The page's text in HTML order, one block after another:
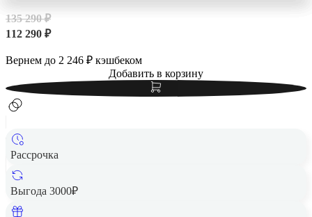
135 290 ₽
112 290 ₽
Вернем до 2 246 ₽ кэшбеком
Добавить в корзину
Рассрочка
Выгода 3000₽
Apple iPhone 14 Pro Max 256Gb Dual SIM Space Black,